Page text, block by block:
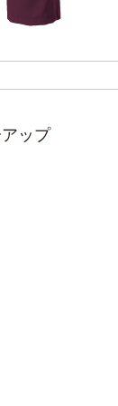
ップ